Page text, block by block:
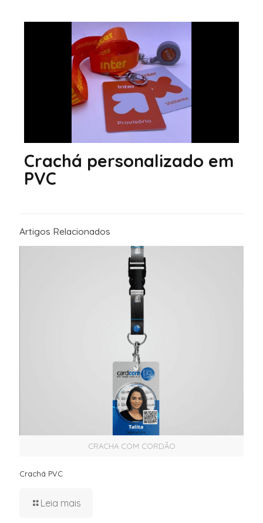
Crachá personalizado em
PVC
Artigos Relacionados
CRACHA COM CORDÃO
Crachá PVC
Leia mais